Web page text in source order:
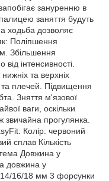
зануренню в
заняття будуть
ходьба дозволяє
Поліпшення
Збільшення
інтенсивності.
та верхніх
та плечей. Підвищення
Зняття м'язової
ваги, оскільки
прогулянка.
Колір: червоний
сплав Кількість
Довжина у
довжина у
14/16/18 мм 3 форсунки